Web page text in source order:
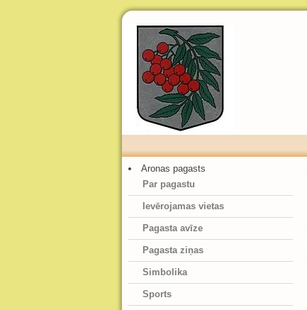
Aronas pagasts
Par pagastu
Ievērojamas vietas
Pagasta avīze
Pagasta ziņas
Simbolika
Sports